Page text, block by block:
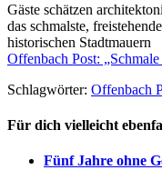
Gäste schätzen
das schmalste,
historischen Stadtmauern
Offenbach Post:
Schlagwörter: Offenbach
Für dich vielleicht
Fünf Jahre ohne